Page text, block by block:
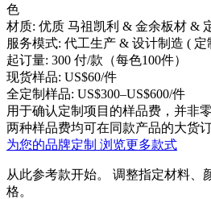
色
材质: 优质 马祖凯利 & 金余板材 &
服务模式: 代工生产 & 设计制造 ( 定
起订量: 300 付/款（每色100件）
现货样品: US$60/件
全定制样品: US$300–US$600/件
用于确认定制项目的样品费，并非
两种样品费均可在同款产品的大货
为您的品牌定制 浏览更多款式
从此参考款开始。 调整指定材料、
格。